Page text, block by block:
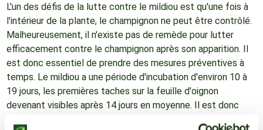
L'un des défis de la lutte contre le mildiou est qu'une fois à
l'intérieur de la plante, le champignon ne peut être contrôlé.
Malheureusement, il n'existe pas de remède pour lutter
efficacement contre le champignon après son apparition. Il
est donc essentiel de prendre des mesures préventives à
temps. Le mildiou a une période d'incubation d'environ 10 à
19 jours, les premières taches sur la feuille d'oignon
devenant visibles après 14 jours en moyenne. Il est donc